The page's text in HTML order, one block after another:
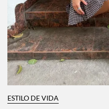
ESTILO DE VIDA